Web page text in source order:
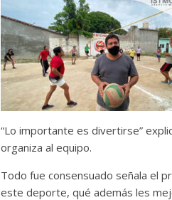
“Lo importante es divertirse”
organiza al equipo.
Todo fue consensuado señala el
este deporte, qué además les